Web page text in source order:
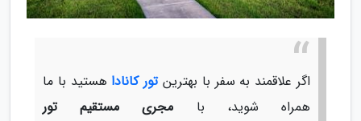
اگر علاقمند به سفر با بهترینتور کانادا هستید با ما
همراه شوید، با مجری مستقیم تور